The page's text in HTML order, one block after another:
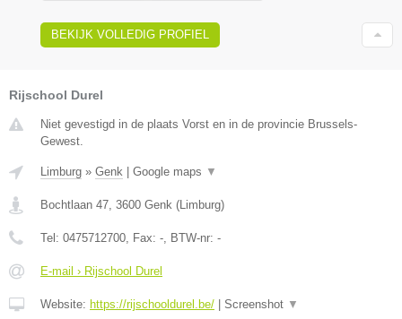
BEKIJK VOLLEDIG PROFIEL
Rijschool Durel
Niet gevestigd in de plaats Vorst en in de provincie Brussels-
Gewest.
Limburg » Genk Google maps ▼
Bochtlaan 47, 3600 Genk (Limburg)
Tel: 0475712700, Fax: -, BTW-nr: -
E-mail › Rijschool Durel
Website: https://rijschooldurel.be/ Screenshot ▼